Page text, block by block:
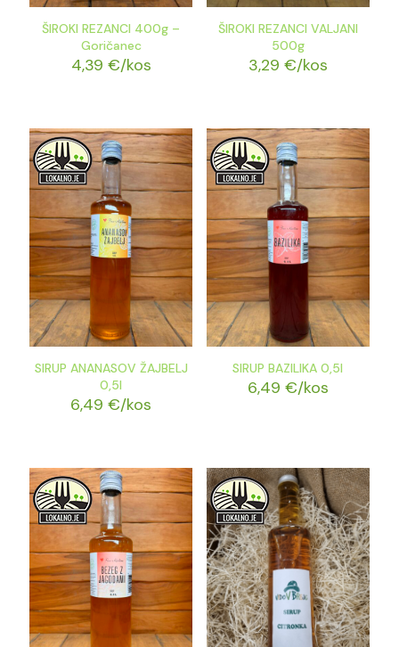
ŠIROKI REZANCI 400g –
Goričanec
4,39 €/kos
ŠIROKI REZANCI VALJANI
500g
3,29 €/kos
SIRUP ANANASOV ŽAJBELJ
0,5l
6,49€/kos
SIRUP BAZILIKA 0,5l
6,49 €/kos